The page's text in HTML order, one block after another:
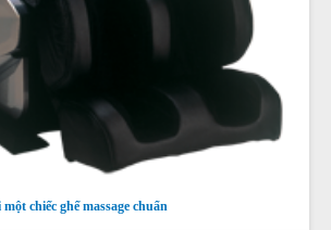
chiếc ghế massage chuẩn